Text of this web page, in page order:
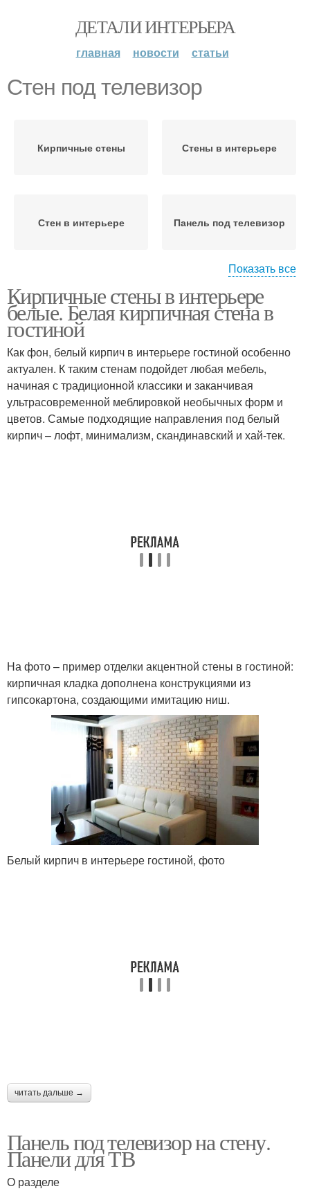
ДЕТАЛИ ИНТЕРЬЕРА
главная новости статьи
Стен под телевизор
Кирпичные стены Стены в интерьере
Стен в интерьере Панель под телевизор
Телевизор в интерьере Стены с телевизором
Стены под телевизор
Показать все
Кирпичные стены в интерьере
белые. Белая кирпичная стена в
гостиной
Как фон, белый кирпич в интерьере гостиной особенно
актуален. К таким стенам подойдет любая мебель,
начиная с традиционной классики и заканчивая
ультрасовременной меблировкой необычных форм и
цветов. Самые подходящие направления под белый
кирпич – лофт, минимализм, скандинавский и хай-тек.
На фото – пример отделки акцентной стены в гостиной:
кирпичная кладка дополнена конструкциями из
гипсокартона, создающими имитацию ниш.
Белый кирпич в интерьере гостиной, фото
читать дальше →
Панель под телевизор на стену.
Панели для ТВ
О разделе